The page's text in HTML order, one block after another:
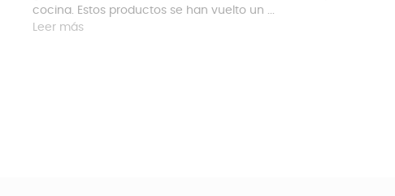
cocina. Estos productos se han vuelto un ...
Leer más